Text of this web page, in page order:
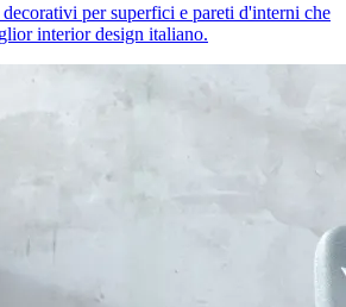
per superfici e pareti d'interni che
interior design italiano.